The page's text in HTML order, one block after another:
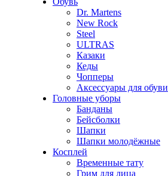
Dr. Martens
New Rock
Steel
ULTRAS
Казаки
Кеды
Чопперы
Аксессуары для обуви
Головные уборы
Банданы
Бейсболки
Шапки
Шапки молодёжные
Косплей
Временные тату
Грим для лица